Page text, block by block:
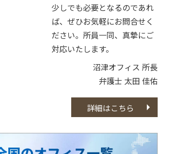
少しでも必要となるのであれ
ば、ぜひお気軽にお問合せく
ださい。所員一同、真摯にご
対応いたします。
沼津オフィス 所長
弁護士 太田 佳佑
詳細はこちら